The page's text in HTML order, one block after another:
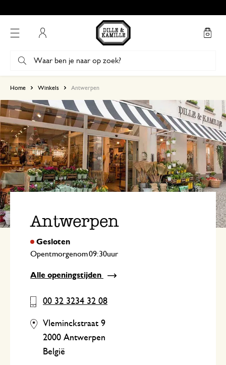
Home Winkels Antwerpen
Antwerpen
Opent om uur
Alle openingstijden
00 32 3234 32 08
Vleminckstraat 9
2000 Antwerpen
België